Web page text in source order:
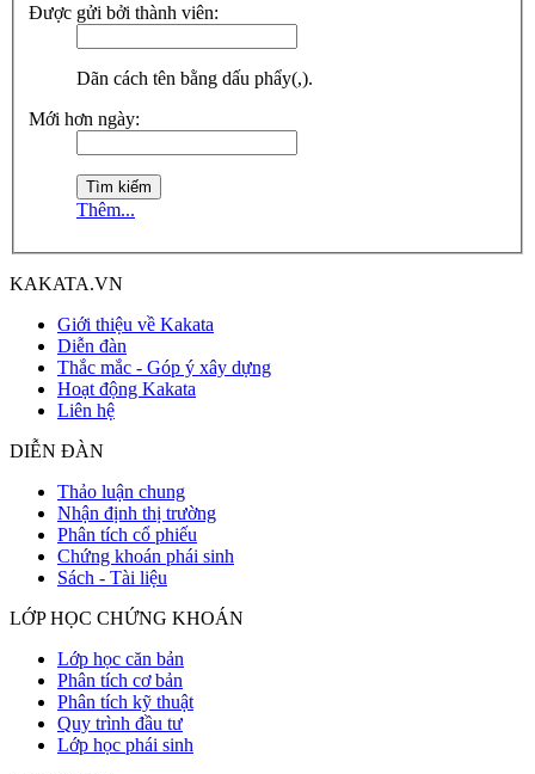
Được gửi bởi thành viên:
Dãn cách tên bằng dấu phẩy(,).
Mới hơn ngày:
Thêm...
KAKATA.VN
Giới thiệu về Kakata
Diễn đàn
Thắc mắc - Góp ý xây dựng
Hoạt động Kakata
Liên hệ
DIỄN ĐÀN
Thảo luận chung
Nhận định thị trường
Phân tích cổ phiếu
Chứng khoán phái sinh
Sách - Tài liệu
LỚP HỌC CHỨNG KHOÁN
Lớp học căn bản
Phân tích cơ bản
Phân tích kỹ thuật
Quy trình đầu tư
Lớp học phái sinh